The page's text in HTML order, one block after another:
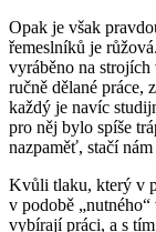
Opak je však
řemeslníků je
vyráběno na
ručně dělané práce,
každý je navíc
pro něj bylo spíše
nazpaměť, stačí
Kvůli tlaku, který v
v podobě
vybírají práci, a s